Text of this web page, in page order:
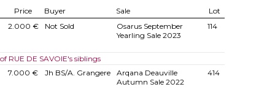
Price Buyer Sale
Lot
2.000 € Not Sold
Osarus September
Yearling Sale 2023
114
of RUE DE SAVOIE's siblings
7.000 € Jh BS/A. Grangere
Arqana Deauville
Autumn Sale 2022
414